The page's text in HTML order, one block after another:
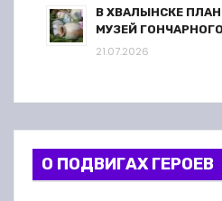
В ХВАЛЫНСКЕ
МУЗЕЙ
21.07.2026
О ПОДВИГАХ ГЕРОЕВ